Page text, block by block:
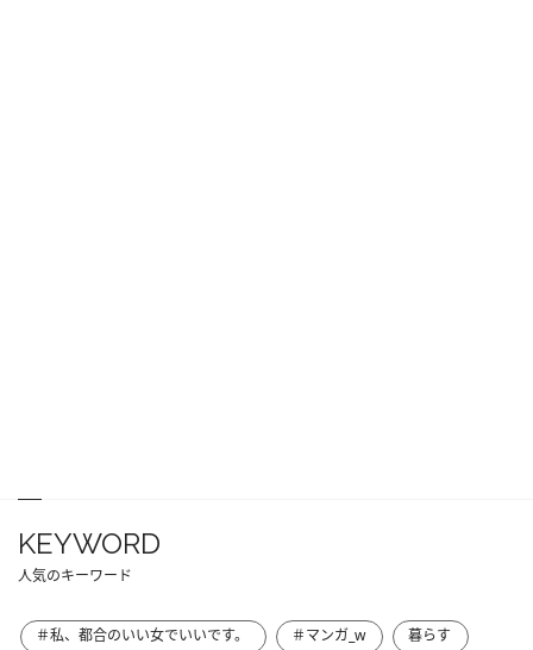
KEYWORD
人気のキーワード
＃私、都合のいい女でいいです。 ＃マンガ_w 暮らす